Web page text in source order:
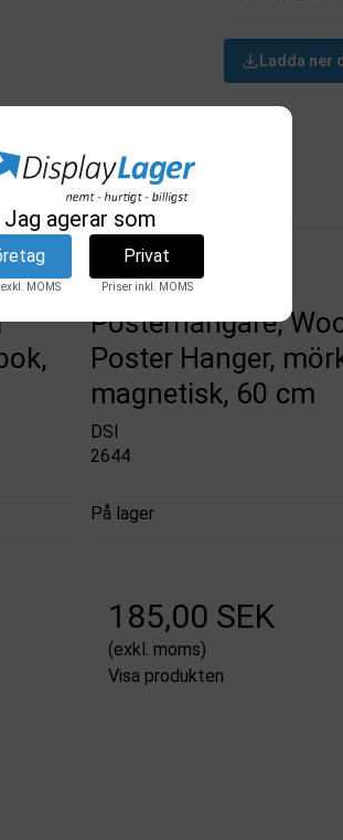
Ladda ner
produkter
Posterhängare,
Poster Hanger,
magnetisk, 60 cm
DSI
2644
På lager
185,00 SEK
(exkl. moms)
Visa produkten
Jag agerar som
MOMS
Privat
Priser inkl. MOMS